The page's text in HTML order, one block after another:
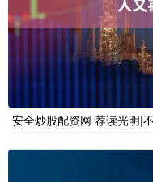
安全炒股配资网 荐读光明|